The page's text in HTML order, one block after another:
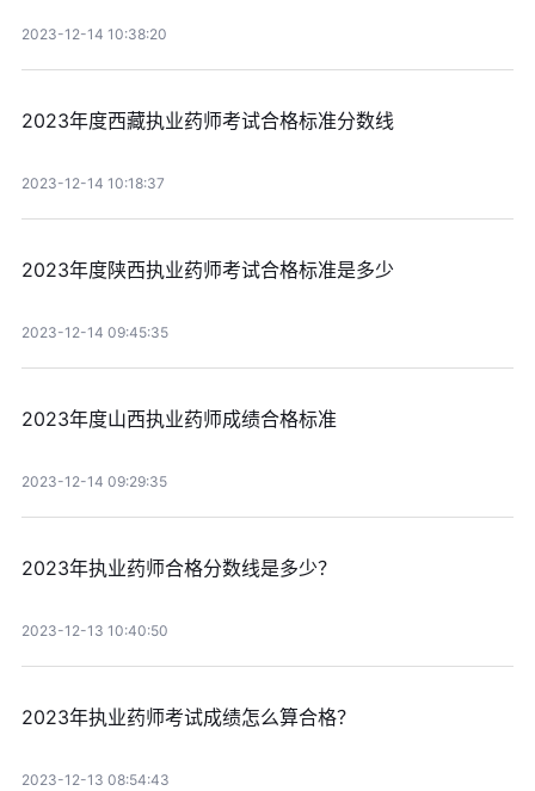
2023-12-14 10:38:20
2023年度西藏执业药师考试合格标准分数线
2023-12-14 10:18:37
2023年度陕西执业药师考试合格标准是多少
2023-12-14 09:45:35
2023年度山西执业药师成绩合格标准
2023-12-14 09:29:35
2023年执业药师合格分数线是多少？
2023-12-13 10:40:50
2023年执业药师考试成绩怎么算合格？
2023-12-13 08:54:43